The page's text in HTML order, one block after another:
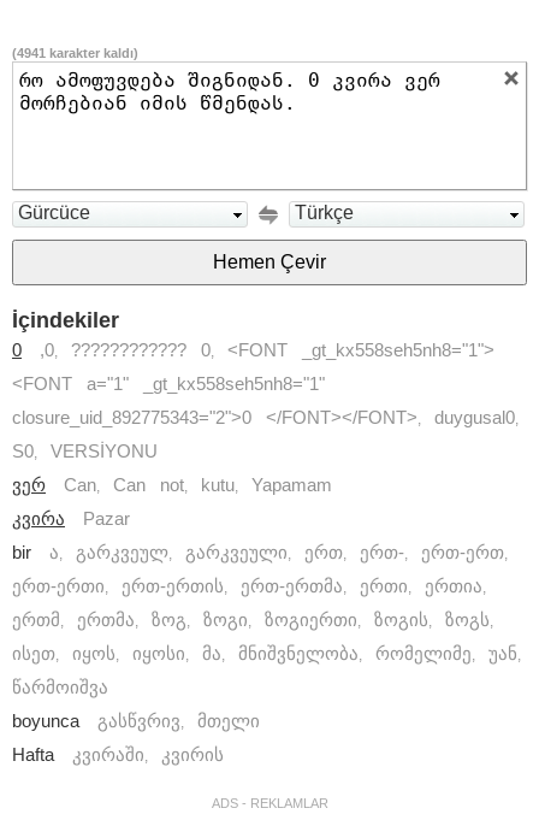
(4941 karakter kaldı)
Gürcüce Türkçe
İçindekiler
0 ,0, ???????????? 0, <FONT _gt_kx558seh5nh8="1">
<FONT a="1" _gt_kx558seh5nh8="1"
closure_uid_892775343="2">0 </FONT></FONT>, duygusal0,
S0, VERSİYONU
ვერ
Can, Can not, kutu, Yapamam
კვირა
Pazar
bir
ა, გარკვეულ, გარკვეული, ერთ, ერთ-, ერთ-ერთ,
ერთ-ერთი, ერთ-ერთის, ერთ-ერთმა, ერთი, ერთია,
ერთმ, ერთმა, ზოგ, ზოგი, ზოგიერთი, ზოგის, ზოგს,
ისეთ, იყოს, იყოსი, მა, მნიშვნელობა, რომელიმე, უან,
წარმოიშვა
boyunca
გასწვრივ, მთელი
Hafta
კვირაში, კვირის
ADS - REKLAMLAR